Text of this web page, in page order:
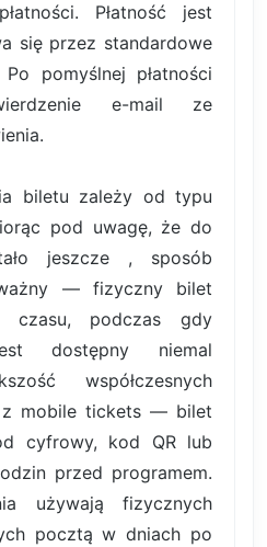
Płatność jest
się przez standardowe
Po pomyślnej płatności
e-mail ze
biletu zależy od typu
pod uwagę, że do
jeszcze , sposób
— fizyczny bilet
czasu, podczas gdy
dostępny niemal
współczesnych
z mobile tickets — bilet
cyfrowy, kod QR lub
przed programem.
używają fizycznych
pocztą w dniach po